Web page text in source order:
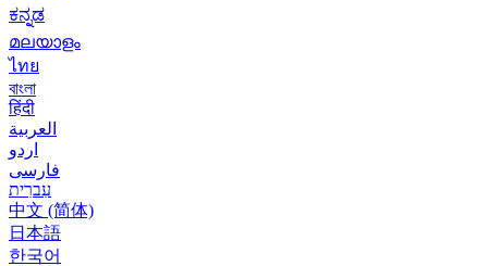
ಕನ್ನಡ
മലയാളം
ไทย
বাংলা
हिंदी
العربية
اردو
فارسی
עִברִית
中文 (简体)
日本語
한국어